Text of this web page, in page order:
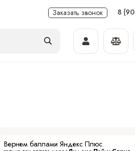
Заказать звонок 8
Вернем баллами Яндекс Плюс